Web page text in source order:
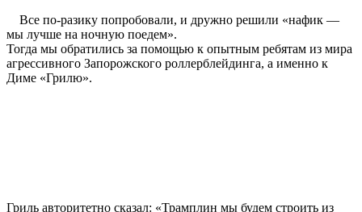
Все по-разику попробовали, и дружно решили «нафик —
мы лучше на ночную поедем».
Тогда мы обратились за помощью к опытным ребятам из мира
агрессивного Запорожского роллерблейдинга, а именно к
Диме «Грилю».
Гриль авторитетно сказал: «Трамплин мы будем строить из